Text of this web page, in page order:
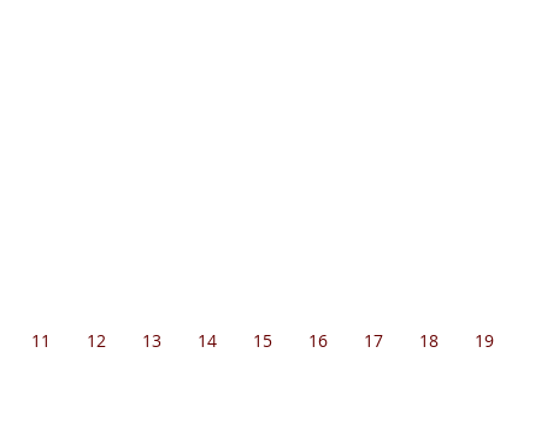
11 12 13 14 15 16 17 18
19